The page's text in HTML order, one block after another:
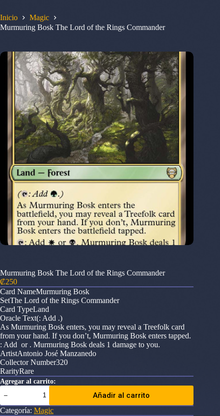
Inicio
Magic
Murmuring Bosk The Lord of the Rings Commander
Murmuring Bosk The Lord of the Rings Commander
₡250
Card NameMurmuring Bosk
SetThe Lord of the Rings Commander
Card TypeLand
Oracle Text(: Add .)
As Murmuring Bosk enters, you may reveal a Treefolk card
from your hand. If you don’t, Murmuring Bosk enters tapped.
: Add or . Murmuring Bosk deals 1 damage to you.
ArtistAntonio José Manzanedo
Collector Number320
RarityRare
Agregar al carrito:
Murmuring
Bosk
The
Lord
Añadir al carrito
Categoría: Magic